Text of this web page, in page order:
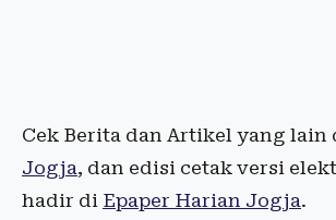
Cek Berita dan Artikel yang lain
Jogja, dan edisi cetak versi
hadir di Epaper Harian Jogja.